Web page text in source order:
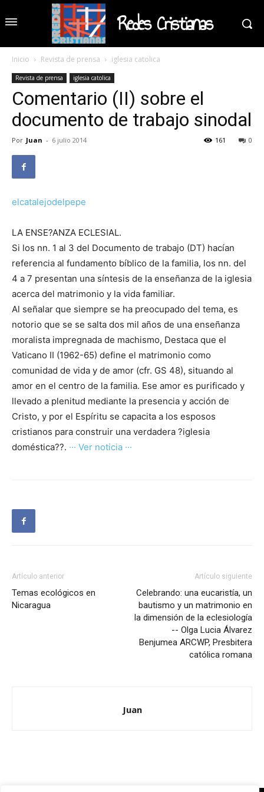
Redes Cristianas
Inicio Revista de prensa iglesia catolica
Revista de prensa iglesia catolica
Comentario (II) sobre el
documento de trabajo sinodal
Por Juan - 6 julio 2014 0
161
elcatalejodelpepe
LA ENSE?ANZA ECLESIAL.
Si los nn. 1 al 3 del Documento de trabajo (DT) hacían
referencia al fundamento bíblico de la familia, los nn. del
4 a 7 presentan una síntesis de la enseñanza de la iglesia
acerca del matrimonio y la vida familiar.
Al señalar que siempre se ha preocupado del tema, es
notorio que se se salta dos mil años de una enseñanza
moralista impregnada de machismo, Destaca que el
Vaticano II (1962-65) define el matrimonio como
comunidad de vida y de amor (cfr. GS 48), situando al
amor en el centro de la familia. Ese amor es purificado y
llevado a plenitud mediante la presencia y acción de
Cristo, y por el Espíritu se capacita a los esposos
cristianos para construir una verdadera ?iglesia
doméstica??. ··· Ver noticia ···
Artículo anterior
Temas ecológicos en
Nicaragua
Artículo siguiente
Celebrando: una eucaristía, un
bautismo y un matrimonio en
la dimensión de la eclesiología
-- Olga Lucia Álvarez
Benjumea ARCWP, Presbitera
católica romana
Juan